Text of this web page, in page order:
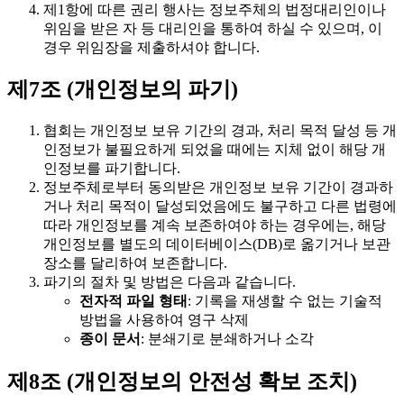
제1항에 따른 권리 행사는 정보주체의 법정대리인이나
위임을 받은 자 등 대리인을 통하여 하실 수 있으며, 이
경우 위임장을 제출하셔야 합니다.
제7조 (개인정보의 파기)
협회는 개인정보 보유 기간의 경과, 처리 목적 달성 등 개
인정보가 불필요하게 되었을 때에는 지체 없이 해당 개
인정보를 파기합니다.
정보주체로부터 동의받은 개인정보 보유 기간이 경과하
거나 처리 목적이 달성되었음에도 불구하고 다른 법령에
따라 개인정보를 계속 보존하여야 하는 경우에는, 해당
개인정보를 별도의 데이터베이스(DB)로 옮기거나 보관
장소를 달리하여 보존합니다.
파기의 절차 및 방법은 다음과 같습니다.
전자적 파일 형태 : 기록을 재생할 수 없는 기술적
방법을 사용하여 영구 삭제
종이 문서 : 분쇄기로 분쇄하거나 소각
제8조 (개인정보의 안전성 확보 조치)